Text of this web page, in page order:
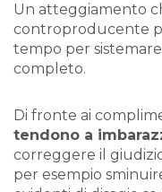
Un atteggiamento
controproducente
tempo per
completo.
Di fronte ai
tendono a
correggere il
per esempio